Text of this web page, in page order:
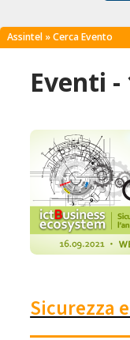
Assintel » Cerca Evento
Eventi -
Sicurezza